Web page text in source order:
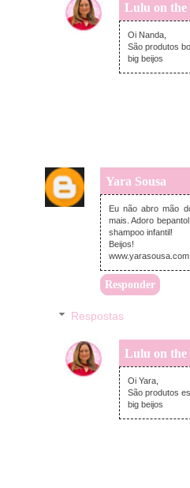
Lulu on the
Oi Nanda,
São produtos
big beijos
Yara Sousa
Eu não abro mão
mais. Adoro
shampoo infantil!
Beijos!
www.yarasousa.com
Responder
Respostas
Lulu on the
Oi Yara,
São produtos
big beijos